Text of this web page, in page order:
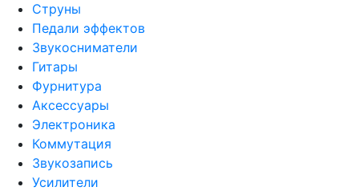
Струны
Педали эффектов
Звукосниматели
Гитары
Фурнитура
Аксессуары
Электроника
Коммутация
Звукозапись
Усилители